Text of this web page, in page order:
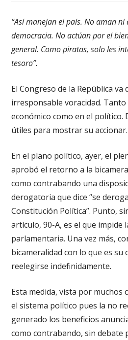
“Así manejan el país. No aman ni
democracia. No actúan por el
general. Como piratas, solo les
tesoro”.
El Congreso de la República va
irresponsable voracidad. Tanto
económico como en el político.
útiles para mostrar su accionar.
En el plano político, ayer, el
aprobó el retorno a la
como contrabando una
derogatoria que dice “se
Constitución Política”. Punto,
artículo, 90-A, es el que impide
parlamentaria. Una vez más,
bicameralidad con lo que es
reelegirse indefinidamente.
Esta medida, vista por muchos
el sistema político pues la no
generado los beneficios
como contrabando, sin debate